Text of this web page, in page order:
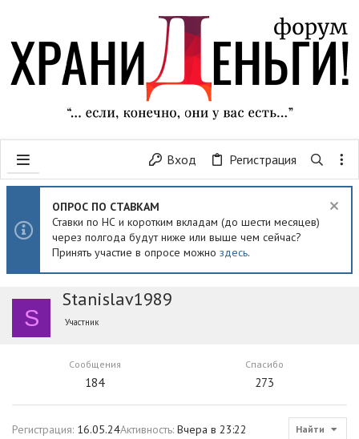
Вход Регистрация
ОПРОС ПО СТАВКАМ
Ставки по НС и коротким вкладам (до шести месяцев)
через полгода будут ниже или выше чем сейчас?
Принять участие в опросе можно здесь.
S
Stanislav1989
Участник
Сообщения
184
Спасибо
273
Регистрация 16.05.24Активность Вчера в 23:22 Найти